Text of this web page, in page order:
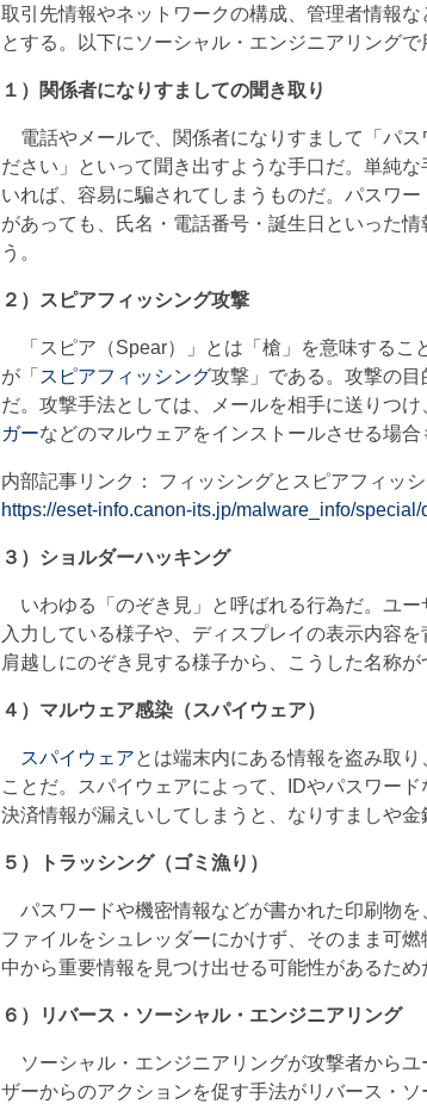
取引先情報やネットワークの構成、管理者情報
とする。以下にソーシャル・エンジニアリングで
１）関係者になりすましての聞き取り
電話やメールで、関係者になりすまして「パス
ださい」といって聞き出すような手口だ。単純
いれば、容易に騙されてしまうものだ。パスワ
があっても、氏名・電話番号・誕生日といった
う。
２）スピアフィッシング攻撃
「スピア（Spear）」とは「槍」を意味するこ
が「 スピアフィッシング攻撃」である。攻撃の目
だ。攻撃手法としては、メールを相手に送りつ
ガーなどのマルウェアをインストールさせる場合
内部記事リンク： フィッシングとスピアフィッ
https://eset-info.canon-its.jp/malware_info/special/
３）ショルダーハッキング
いわゆる「のぞき見」と呼ばれる行為だ。ユ
入力している様子や、ディスプレイの表示内容
肩越しにのぞき見する様子から、こうした名称が
４）マルウェア感染（スパイウェア）
スパイウェアとは端末内にある情報を盗み取
ことだ。スパイウェアによって、IDやパスワー
決済情報が漏えいしてしまうと、なりすましや金
５）トラッシング（ゴミ漁り）
パスワードや機密情報などが書かれた印刷物
ファイルをシュレッダーにかけず、そのまま可
中から重要情報を見つけ出せる可能性があるため
６）リバース・ソーシャル・エンジニアリング
ソーシャル・エンジニアリングが攻撃者から
ザーからのアクションを促す手法がリバース・